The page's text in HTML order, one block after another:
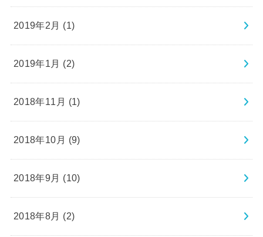
2019年2月 (1)
2019年1月 (2)
2018年11月 (1)
2018年10月 (9)
2018年9月 (10)
2018年8月 (2)